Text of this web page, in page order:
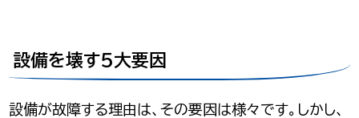
設備を壊す5大要因
設備が故障する理由は、その要因は様々です。しかし、